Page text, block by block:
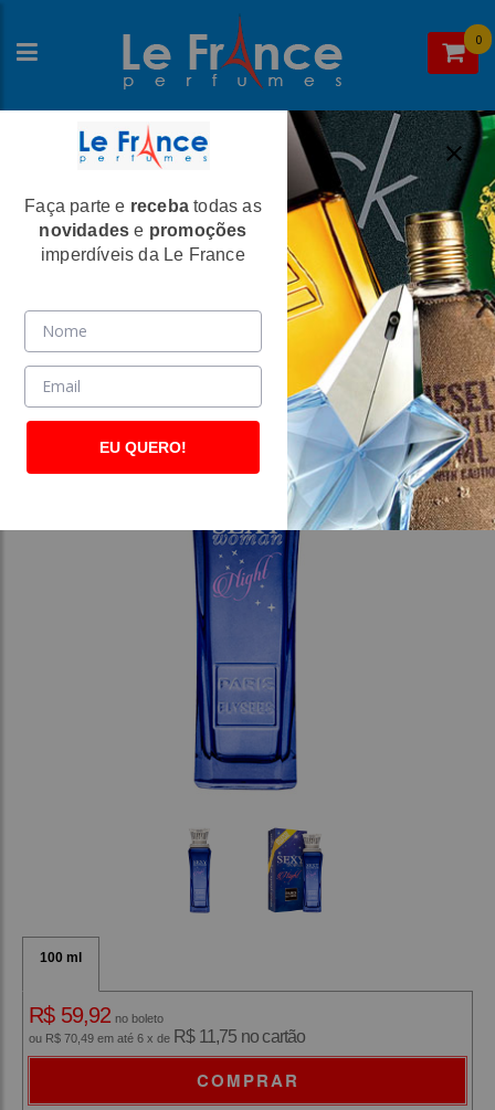
0
Home>Paris Elysees >Perfumes Femininos
Sexy Woman Night Feminino Eau De
Toilette 100ml - Paris Elysees
(2494)
100 ml
R$ 59,92 no boleto
ou R$ 70,49 em até 6 x de R$ 11,75 no cartão
COMPRAR
Faça parte e receba todas as
novidades e promoções
imperdíveis da Le France
EU QUERO!